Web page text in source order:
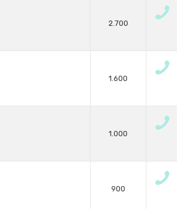
2.700
1.600
1.000
900